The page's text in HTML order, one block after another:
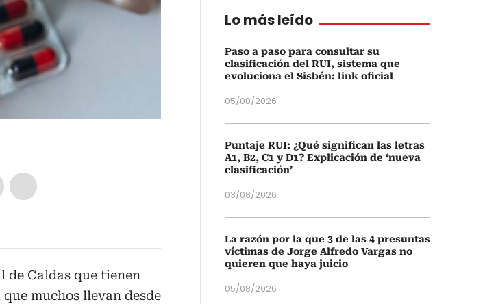
de Caldas que tienen
muchos llevan desde
Lo más leído
Paso a paso para consultar su
clasificación del RUI, sistema que
evoluciona el Sisbén: link oficial
05/08/2026
Puntaje RUI: ¿Qué significan las letras
A1, B2, C1 y D1? Explicación de ‘nueva
clasificación’
03/08/2026
La razón por la que 3 de las 4 presuntas
víctimas de Jorge Alfredo Vargas no
quieren que haya juicio
05/08/2026